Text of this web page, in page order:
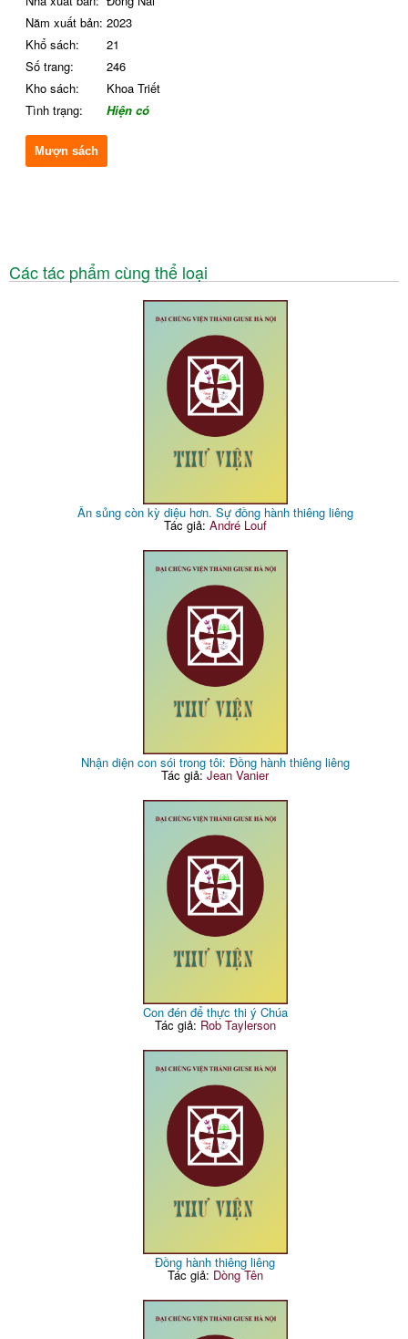
Năm xuất bản: 2023
Khổ sách:
21
Số trang:
246
Kho sách:
Khoa Triết
Tình trạng:
Hiện có
Mượn sách
Các tác phẩm cùng thể loại
Ân sủng còn kỳ diệu hơn. Sự đồng hành thiêng liêng
Tác giả: André Louf
Nhận diện con sói trong tôi: Đồng hành thiêng liêng
Tác giả:Jean Vanier
Con đén để thực thi ý Chúa
Tác giả: Rob Taylerson
Đồng hành thiêng liêng
Tác giả: Dòng Tên